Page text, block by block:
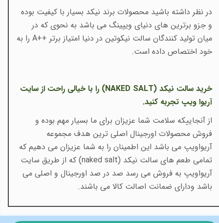
در نظر داشته باشید محصولات برند نیکد بسیار با کیفیت بوده
و جزو برترین های دنیای ویپینگ می باشد به نحوی که در
میان تولید کنندگان سالت نیکوتین در دنیا امتیاز برتر A++را به
خود اختصاص داده است.
خرید سالت نیکد (NAKED SALT) را با خیالی راحت از سایت
آریوا ویپ تجربه کنید.
از آنجاییکه سلامت شما عزیزان برای ما بسیار مهم بوده و
فروش محصولات اورجینال اصلی ترین هدف مجموعه
آریواویپ می باشد این اطمینان را به شما عزیزان می دهیم که
تمامی طعم های سالت نیکد (
naked salt) که از طریق سایت
آریواویپ به فروش می رسد صد در صد اورجینال و اصلی می
باشد ودارای ضمانت اصالت کالا می باشند.